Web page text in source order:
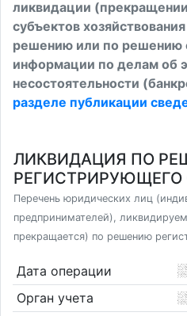
ликвидации
субъектов
решению или по решению
информации по делам об
несостоятельности
разделе публикации
ЛИКВИДАЦИЯ ПО
РЕГИСТРИРУЮЩЕГО
Перечень юридических лиц
предпринимателей),
прекращается) по решению
Дата операции
Орган учета